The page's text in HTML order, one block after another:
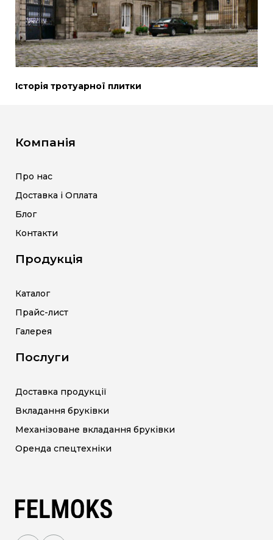
Історія тротуарної плитки
Компанія
Про нас
Доставка і Оплата
Блог
Контакти
Продукція
Каталог
Прайс-лист
Галерея
Послуги
Доставка продукції
Вкладання бруківки
Механізоване вкладання бруківки
Оренда спецтехніки